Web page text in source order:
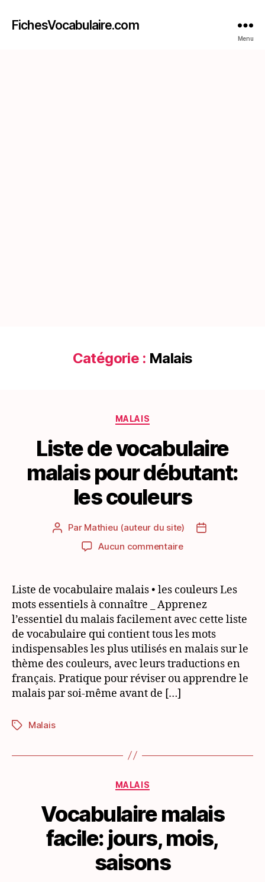
FichesVocabulaire.com
Menu
Catégorie : Malais
Catégories
MALAIS
Liste de vocabulaire
malais pour débutant:
les couleurs
Auteur
l’article
Par Mathieu (auteur du site)
Date
Aucun commentairesur
vocabulaire
pour
débutant:
les
couleurs
Liste de vocabulaire malais • les couleurs Les
mots essentiels à connaître _ Apprenez
l’essentiel du malais facilement avec cette liste
de vocabulaire qui contient tous les mots
indispensables les plus utilisés en malais sur le
thème des couleurs, avec leurs traductions en
français. Pratique pour réviser ou apprendre le
malais par soi-même avant de […]
Étiquettes
Malais
Catégories
MALAIS
Vocabulaire malais
facile: jours, mois,
saisons